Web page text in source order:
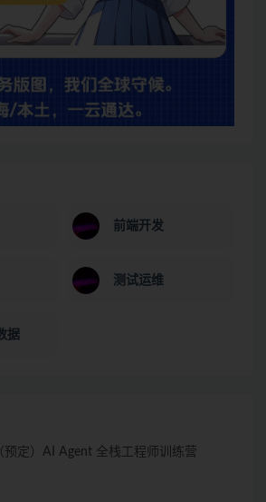
前端开发
测试运维
据
预定）AI Agent 全栈工程师训练营